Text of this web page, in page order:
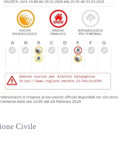
Civile